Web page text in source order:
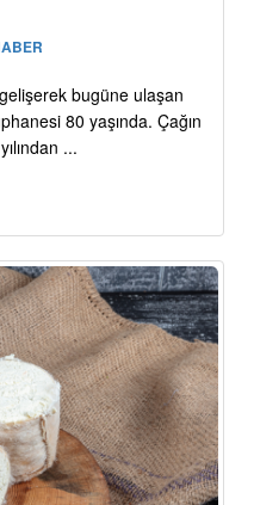
bugüne ulaşan
80 yaşında. Çağın
...